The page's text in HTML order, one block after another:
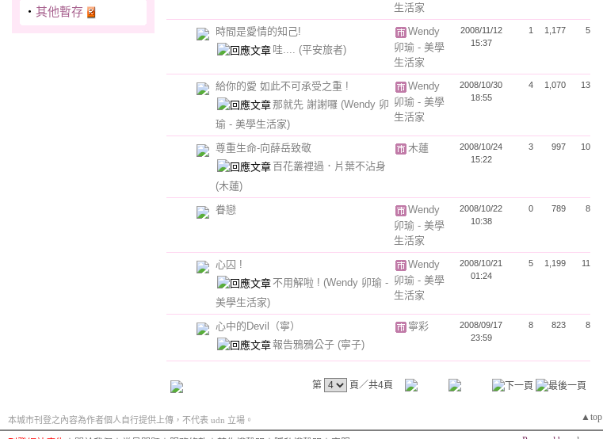
‧ 其他暫存
生活家
時間是愛情的知己!
哇.... (平安旅者)
Wendy
卯瑜 - 美學
生活家
2008/11/12
15:37
1 1,177 5
給你的愛 如此不可承受之重 !
那就先 謝謝囉 (Wendy 卯
瑜 - 美學生活家)
Wendy
卯瑜 - 美學
生活家
2008/10/30
18:55
4 1,070 13
尊重生命-向薛岳致敬
百花叢裡過．片葉不沾身
(木蓮)
木蓮
2008/10/24
15:22
3 997 10
眷戀
Wendy
卯瑜 - 美學
生活家
2008/10/22
10:38
0 789 8
心囚 !
不用解啦 ! (Wendy 卯瑜 -
美學生活家)
Wendy
卯瑜 - 美學
生活家
2008/10/21
01:24
5 1,199 11
心中的Devil（寧）
報告鴉鴉公子 (寧子)
寧彩
2008/09/17
23:59
8 823 8
第 頁／共4頁
▲top
本城市刊登之內容為作者個人自行提供上傳，不代表 udn 立場。